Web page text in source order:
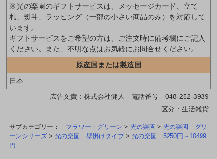
※光の楽園のギフトサービスは、メッセージカード、立て
札、熨斗、ラッピング（一部の小さい商品のみ）を対応して
います。
ギフトサービスをご希望の方は、ご注文時に備考欄にご記入
ください。また、不明な点はお気軽にお問合せください。
原産国または製造国
日本
広告文責：株式会社健人 電話番号 048-252-3939
区分：生活雑貨
サブカテゴリー： フラワー・グリーン > 光の楽園 > 光の楽園 グリ
ーンシリーズ > 光の楽園 壁掛けタイプ> 光の楽園 5250円～10499
円